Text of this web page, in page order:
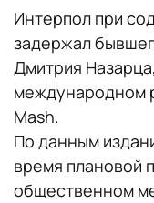
Интерпол при
задержал
Дмитрия
международном
Mash.
По данным
время плановой
общественном